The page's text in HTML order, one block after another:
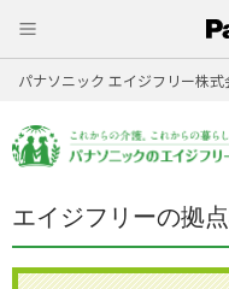
パナソニック エイジフリー株式
エイジフリーの拠